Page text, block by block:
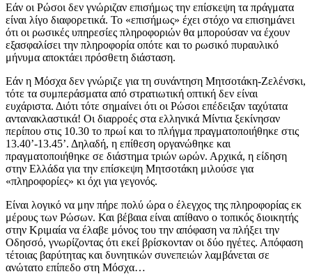
Εάν οι Ρώσοι δεν γνώριζαν επισήμως την επίσκεψη τα πράγματα
είναι λίγο διαφορετικά. Το «επισήμως» έχει στόχο να επισημάνει
ότι οι ρωσικές υπηρεσίες πληροφοριών θα μπορούσαν να έχουν
εξασφαλίσει την πληροφορία οπότε και το ρωσικό πυραυλικό
μήνυμα αποκτάει πρόσθετη διάσταση.
Εάν η Μόσχα δεν γνώριζε για τη συνάντηση Μητσοτάκη-Ζελένσκι,
τότε τα συμπεράσματα από στρατιωτική οπτική δεν είναι
ευχάριστα. Διότι τότε σημαίνει ότι οι Ρώσοι επέδειξαν ταχύτατα
αντανακλαστικά! Οι διαρροές στα ελληνικά Μίντια ξεκίνησαν
περίπου στις 10.30 το πρωί και το πλήγμα πραγματοποιήθηκε στις
13.40’-13.45’. Δηλαδή, η επίθεση οργανώθηκε και
πραγματοποιήθηκε σε διάστημα τριών ωρών. Αρχικά, η είδηση
στην Ελλάδα για την επίσκεψη Μητσοτάκη μιλούσε για
«πληροφορίες» κι όχι για γεγονός.
Είναι λογικό να μην πήρε πολύ ώρα ο έλεγχος της πληροφορίας εκ
μέρους των Ρώσων. Και βέβαια είναι απίθανο ο τοπικός διοικητής
στην Κριμαία να έλαβε μόνος του την απόφαση να πλήξει την
Οδησσό, γνωρίζοντας ότι εκεί βρίσκονταν οι δύο ηγέτες. Απόφαση
τέτοιας βαρύτητας και δυνητικών συνεπειών λαμβάνεται σε
ανώτατο επίπεδο στη Μόσχα…